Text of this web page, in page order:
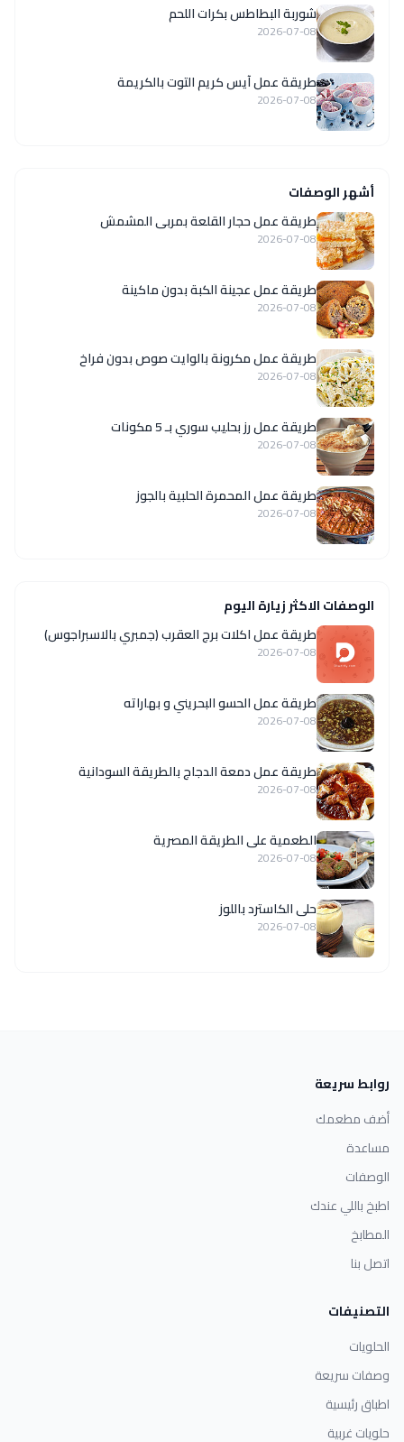
شوربة البطاطس بكرات اللحم
2026-07-08
طريقة عمل آيس كريم التوت بالكريمة
2026-07-08
أشهر الوصفات
طريقة عمل حجار القلعة بمربى المشمش
2026-07-08
طريقة عمل عجينة الكبة بدون ماكينة
2026-07-08
طريقة عمل مكرونة بالوايت صوص بدون فراخ
2026-07-08
طريقة عمل رز بحليب سوري بـ 5 مكونات
2026-07-08
طريقة عمل المحمرة الحلبية بالجوز
2026-07-08
الوصفات الاكثر زيارة اليوم
طريقة عمل اكلات برج العقرب (جمبري بالاسبراجوس)
2026-07-08
طريقة عمل الحسو البحريني و بهاراته
2026-07-08
طريقة عمل دمعة الدجاج بالطريقة السودانية
2026-07-08
الطعمية على الطريقة المصرية
2026-07-08
حلى الكاسترد باللوز
2026-07-08
روابط سريعة
أضف مطعمك
مساعدة
الوصفات
اطبخ باللي عندك
المطابخ
اتصل بنا
التصنيفات
الحلويات
وصفات سريعة
اطباق رئيسية
حلويات غربية